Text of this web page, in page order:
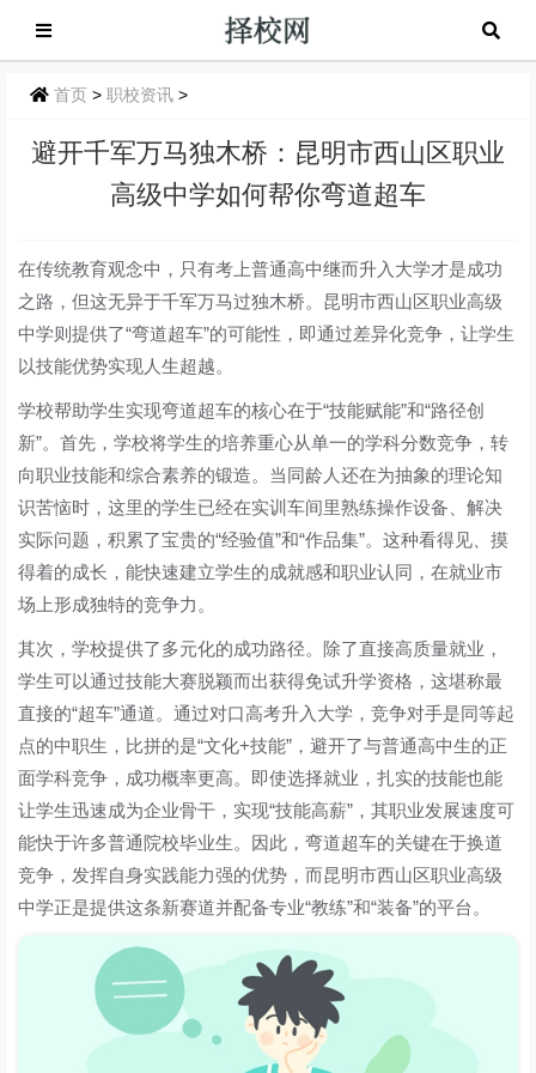
首页 >职校资讯 >
避开千军万马独木桥：昆明市西山区职业
高级中学如何帮你弯道超车
在传统教育观念中，只有考上普通高中继而升入大学才是成功
之路，但这无异于千军万马过独木桥。昆明市西山区职业高级
中学则提供了“弯道超车”的可能性，即通过差异化竞争，让学生
以技能优势实现人生超越。
学校帮助学生实现弯道超车的核心在于“技能赋能”和“路径创
新”。首先，学校将学生的培养重心从单一的学科分数竞争，转
向职业技能和综合素养的锻造。当同龄人还在为抽象的理论知
识苦恼时，这里的学生已经在实训车间里熟练操作设备、解决
实际问题，积累了宝贵的“经验值”和“作品集”。这种看得见、摸
得着的成长，能快速建立学生的成就感和职业认同，在就业市
场上形成独特的竞争力。
其次，学校提供了多元化的成功路径。除了直接高质量就业，
学生可以通过技能大赛脱颖而出获得免试升学资格，这堪称最
直接的“超车”通道。通过对口高考升入大学，竞争对手是同等起
点的中职生，比拼的是“文化+技能”，避开了与普通高中生的正
面学科竞争，成功概率更高。即使选择就业，扎实的技能也能
让学生迅速成为企业骨干，实现“技能高薪”，其职业发展速度可
能快于许多普通院校毕业生。因此，弯道超车的关键在于换道
竞争，发挥自身实践能力强的优势，而昆明市西山区职业高级
中学正是提供这条新赛道并配备专业“教练”和“装备”的平台。